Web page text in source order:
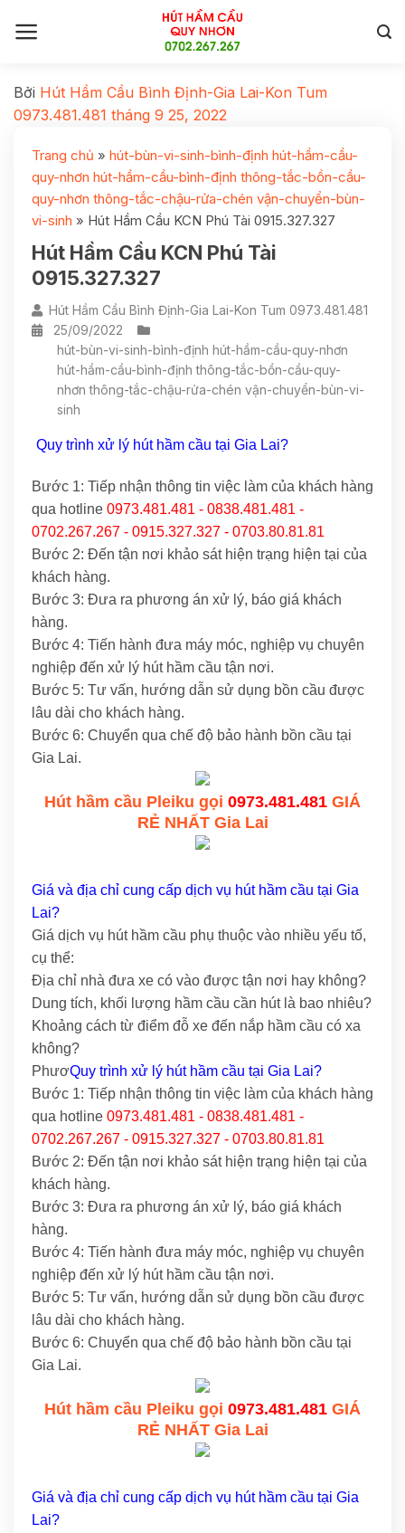
Bởi Hút Hầm Cầu Bình Định-Gia Lai-Kon Tum
0973.481.481 tháng 9 25, 2022
Trang chủ » hút-bùn-vi-sinh-bình-định hút-hầm-cầu-
quy-nhơn hút-hầm-cầu-bình-định thông-tắc-bồn-cầu-
quy-nhơn thông-tắc-chậu-rửa-chén vận-chuyển-bùn-
vi-sinh » Hút Hầm Cầu KCN Phú Tài 0915.327.327
Hút Hầm Cầu KCN Phú Tài
0915.327.327
Hút Hầm Cầu Bình Định-Gia Lai-Kon Tum 0973.481.481
25/09/2022
hút-bùn-vi-sinh-bình-định hút-hầm-cầu-quy-nhơn
hút-hầm-cầu-bình-định thông-tắc-bồn-cầu-quy-
nhơn thông-tắc-chậu-rửa-chén vận-chuyển-bùn-vi-
sinh
Quy trình xử lý hút hầm cầu tại Gia Lai?
Bước 1: Tiếp nhận thông tin việc làm của khách hàng
qua hotline 0973.481.481 - 0838.481.481 -
0702.267.267 - 0915.327.327 - 0703.80.81.81
Bước 2: Đến tận nơi khảo sát hiện trạng hiện tại của
khách hàng.
Bước 3: Đưa ra phương án xử lý, báo giá khách
hàng.
Bước 4: Tiến hành đưa máy móc, nghiệp vụ chuyên
nghiệp đến xử lý hút hầm cầu tận nơi.
Bước 5: Tư vấn, hướng dẫn sử dụng bồn cầu được
lâu dài cho khách hàng.
Bước 6: Chuyển qua chế độ bảo hành bồn cầu tại
Gia Lai.
Hút hầm cầu Pleiku gọi 0973.481.481 GIÁ
RẺ NHẤT Gia Lai
Giá và địa chỉ cung cấp dịch vụ hút hầm cầu tại Gia
Lai?
Giá dịch vụ hút hầm cầu phụ thuộc vào nhiều yếu tố,
cụ thể:
Địa chỉ nhà đưa xe có vào được tận nơi hay không?
Dung tích, khối lượng hầm cầu cần hút là bao nhiêu?
Khoảng cách từ điểm đỗ xe đến nắp hầm cầu có xa
không?
PhươQuy trình xử lý hút hầm cầu tại Gia Lai?
Bước 1: Tiếp nhận thông tin việc làm của khách hàng
qua hotline 0973.481.481 - 0838.481.481 -
0702.267.267 - 0915.327.327 - 0703.80.81.81
Bước 2: Đến tận nơi khảo sát hiện trạng hiện tại của
khách hàng.
Bước 3: Đưa ra phương án xử lý, báo giá khách
hàng.
Bước 4: Tiến hành đưa máy móc, nghiệp vụ chuyên
nghiệp đến xử lý hút hầm cầu tận nơi.
Bước 5: Tư vấn, hướng dẫn sử dụng bồn cầu được
lâu dài cho khách hàng.
Bước 6: Chuyển qua chế độ bảo hành bồn cầu tại
Gia Lai.
Hút hầm cầu Pleiku gọi 0973.481.481 GIÁ
RẺ NHẤT Gia Lai
Giá và địa chỉ cung cấp dịch vụ hút hầm cầu tại Gia
Lai?